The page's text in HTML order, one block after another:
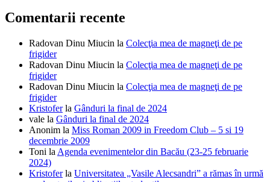
Comentarii recente
Radovan Dinu Miucin la Colecţia mea de magneţi de pe
frigider
Radovan Dinu Miucin la Colecţia mea de magneţi de pe
frigider
Radovan Dinu Miucin la Colecţia mea de magneţi de pe
frigider
Kristoferla Gânduri la final de 2024
vale la Gânduri la final de 2024
Anonim la Miss Roman 2009 in Freedom Club – 5 si 19
decembrie 2009
Toni la Agenda evenimentelor din Bacău (23-25 februarie
2024)
Kristoferla Universitatea „Vasile Alecsandri” a rămas în urmă